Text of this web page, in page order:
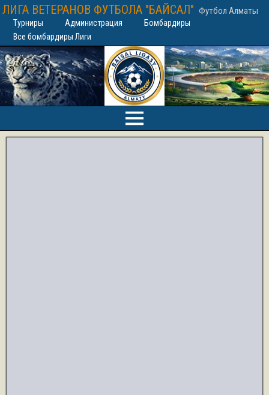
ЛИГА ВЕТЕРАНОВ ФУТБОЛА "БАЙСАЛ" Футбол Алматы
Турниры Администрация
Бомбардиры
Все бомбардиры Лиги